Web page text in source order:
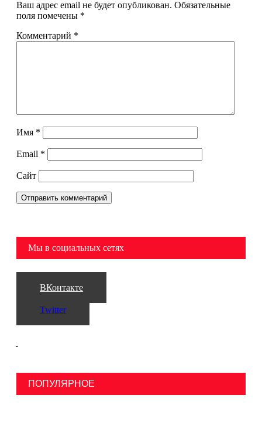
Ваш адрес email не будет опубликован. Обязательные
поля помечены *
Комментарий *
Имя *
Email *
Сайт
Мы в социальных сетях
ВКонтакте
Twitter
ПОПУЛЯРНОЕ